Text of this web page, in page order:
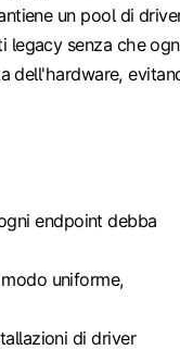
un pool di
legacy senza che
dell'hardware,
endpoint debba
uniforme,
di driver